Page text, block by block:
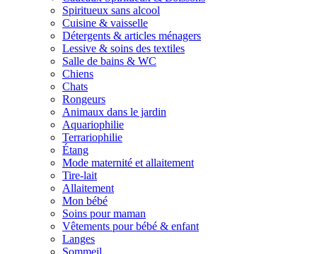
Spiritueux sans alcool
Cuisine & vaisselle
Détergents & articles ménagers
Lessive & soins des textiles
Salle de bains & WC
Chiens
Chats
Rongeurs
Animaux dans le jardin
Aquariophilie
Terrariophilie
Étang
Mode maternité et allaitement
Tire-lait
Allaitement
Mon bébé
Soins pour maman
Vêtements pour bébé & enfant
Langes
Sommeil